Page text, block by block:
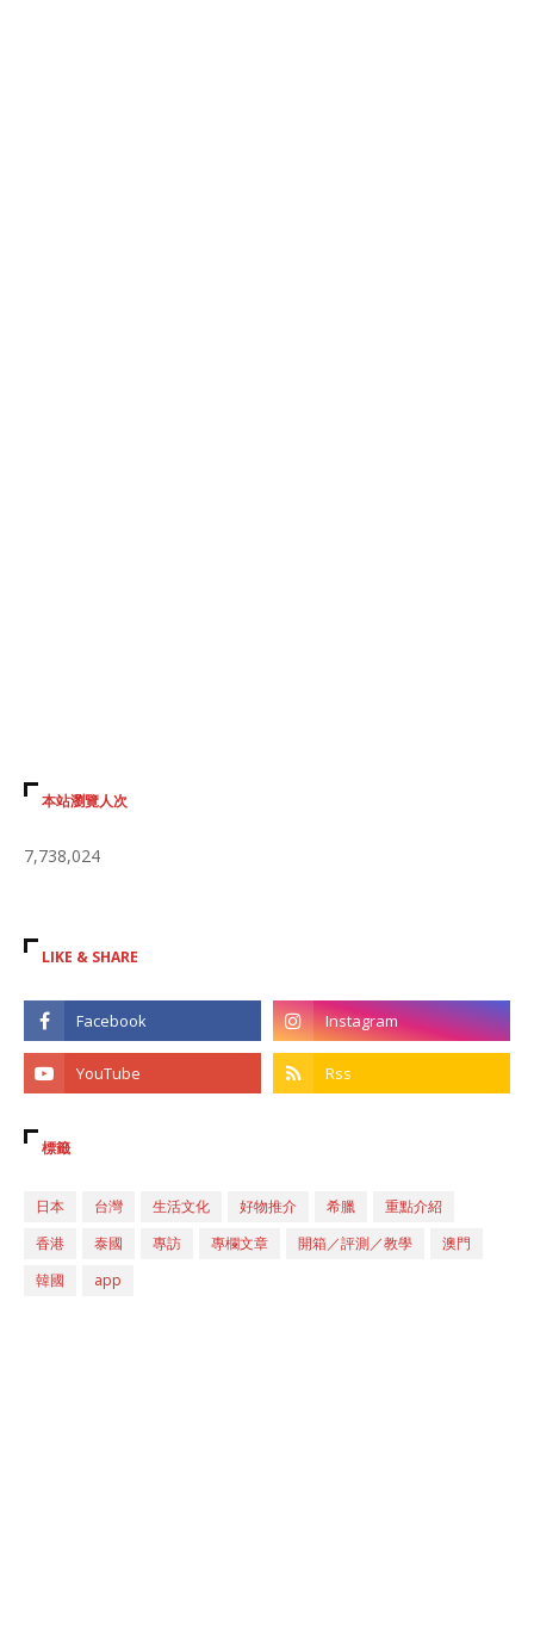
本站瀏覽人次
7,738,024
LIKE & SHARE
標籤
日本 台灣 生活文化 好物推介 希臘
重點介紹
香港
泰國 專訪 專欄文章 開箱／評測／教學
澳門
韓國
app